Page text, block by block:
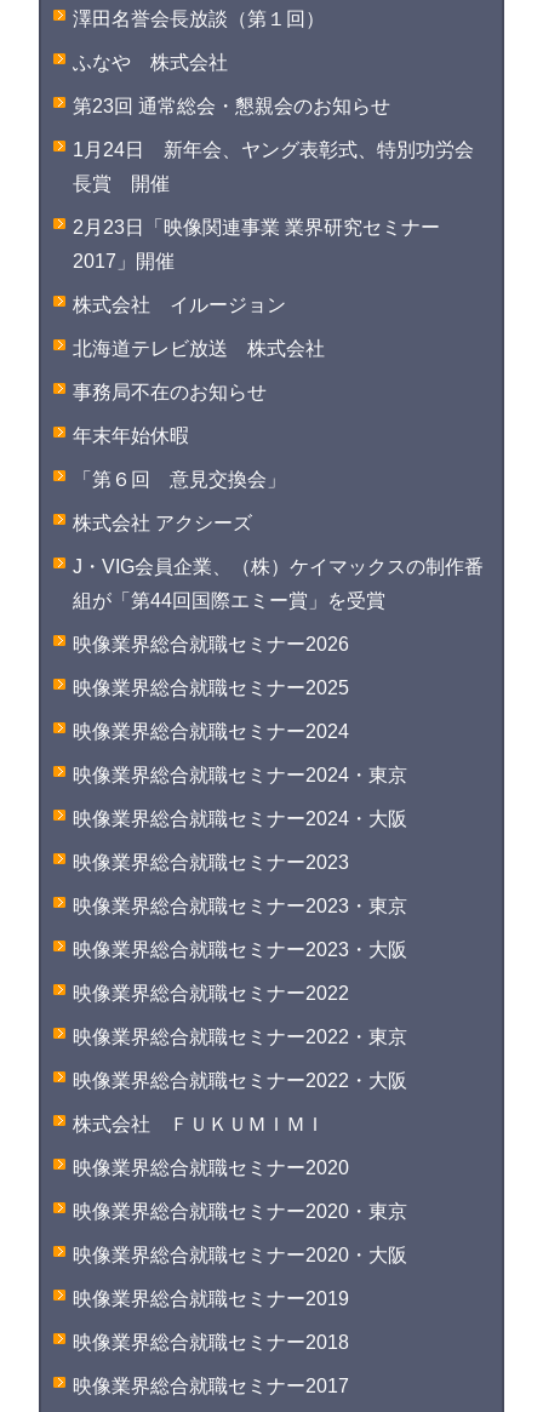
澤田名誉会長放談（第１回）
ふなや 株式会社
第23回 通常総会・懇親会のお知らせ
1月24日 新年会、ヤング表彰式、特別功労会
長賞 開催
2月23日「映像関連事業 業界研究セミナー
2017」開催
株式会社 イルージョン
北海道テレビ放送 株式会社
事務局不在のお知らせ
年末年始休暇
「第６回 意見交換会」
株式会社 アクシーズ
J・VIG会員企業、（株）ケイマックスの制作番
組が「第44回国際エミー賞」を受賞
映像業界総合就職セミナー2026
映像業界総合就職セミナー2025
映像業界総合就職セミナー2024
映像業界総合就職セミナー2024・東京
映像業界総合就職セミナー2024・大阪
映像業界総合就職セミナー2023
映像業界総合就職セミナー2023・東京
映像業界総合就職セミナー2023・大阪
映像業界総合就職セミナー2022
映像業界総合就職セミナー2022・東京
映像業界総合就職セミナー2022・大阪
株式会社 ＦＵＫＵＭＩＭＩ
映像業界総合就職セミナー2020
映像業界総合就職セミナー2020・東京
映像業界総合就職セミナー2020・大阪
映像業界総合就職セミナー2019
映像業界総合就職セミナー2018
映像業界総合就職セミナー2017